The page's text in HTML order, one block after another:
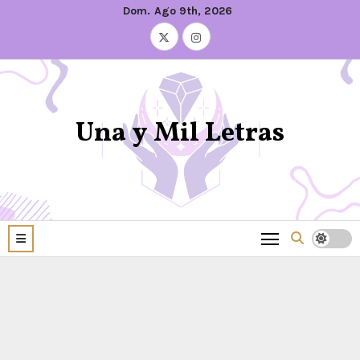
Dom. Ago 9th, 2026
Una y Mil Letras